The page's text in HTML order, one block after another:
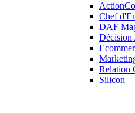
ActionCo
Chef
DAF
Décision
Relation
Silicon